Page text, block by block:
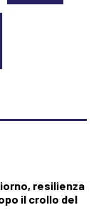
resilienza
il crollo del